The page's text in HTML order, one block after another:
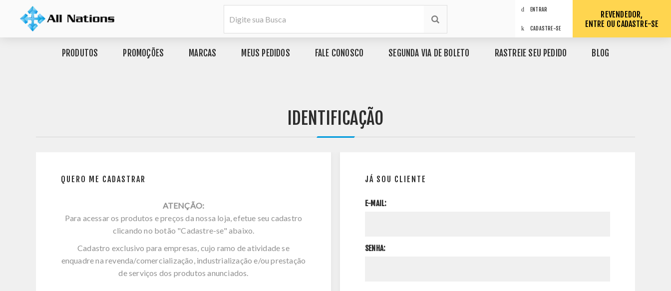
ENTRAR
CADASTRE-SE
REVENDEDOR,
ENTRE OU CADASTRE-SE
PRODUTOS PROMOÇÕES MARCAS MEUS PEDIDOS FALE CONOSCO SEGUNDA VIA DE BOLETO RASTREIE SEU PEDIDO BLOG
IDENTIFICAÇÃO
QUERO ME CADASTRAR
ATENÇÃO:
Para acessar os produtos e preços da nossa loja, efetue seu cadastro
clicando no botão "Cadastre-se" abaixo.
Cadastro exclusivo para empresas, cujo ramo de atividade se
enquadre na revenda/comercialização, industrialização e/ou prestação
de serviços dos produtos anunciados.
JÁ SOU CLIENTE
E-MAIL:
SENHA: